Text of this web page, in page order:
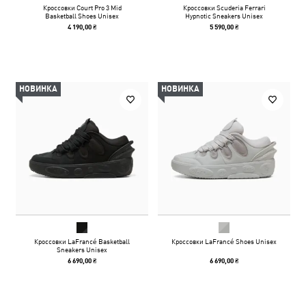
Кроссовки Court Pro 3 Mid
Basketball Shoes Unisex
4 190,00 ₴
Кроссовки Scuderia Ferrari
Hypnotic Sneakers Unisex
5 590,00 ₴
НОВИНКА
Кроссовки LaFrancé Basketball
Sneakers Unisex
6 690,00 ₴
НОВИНКА
Кроссовки LaFrancé Shoes Unisex
6 690,00 ₴